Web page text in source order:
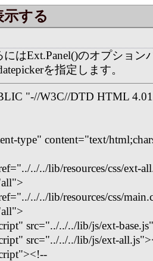
する
はExt.Panel()のオプション
を指定します。
"-//W3C//DTD HTML
type" content="text/
../../lib/resources/css/ext-
../../lib/resources/css/
src="../../../lib/js/ext-
src="../../../lib/js/ext-